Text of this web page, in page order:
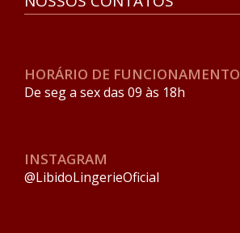
HORÁRIO DE FUNCIONAMENTO
De seg a sex das 09 às 18h
INSTAGRAM
@LibidoLingerieOficial